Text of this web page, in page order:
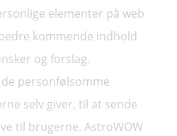
elementer på web
kommende indhold
og forslag.
personfølsomme
selv giver, til at sende
til brugerne. AstroWOW